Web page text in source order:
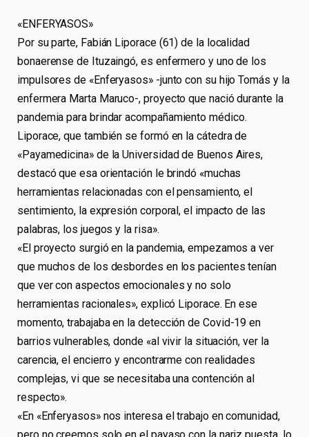
«ENFERYASOS»
Por su parte, Fabián Liporace (61) de la localidad
bonaerense de Ituzaingó, es enfermero y uno de los
impulsores de «Enferyasos» -junto con su hijo Tomás y la
enfermera Marta Maruco-, proyecto que nació durante la
pandemia para brindar acompañamiento médico.
Liporace, que también se formó en la cátedra de
«Payamedicina» de la Universidad de Buenos Aires,
destacó que esa orientación le brindó «muchas
herramientas relacionadas con el pensamiento, el
sentimiento, la expresión corporal, el impacto de las
palabras, los juegos y la risa».
«El proyecto surgió en la pandemia, empezamos a ver
que muchos de los desbordes en los pacientes tenían
que ver con aspectos emocionales y no solo
herramientas racionales», explicó Liporace. En ese
momento, trabajaba en la detección de Covid-19 en
barrios vulnerables, donde «al vivir la situación, ver la
carencia, el encierro y encontrarme con realidades
complejas, vi que se necesitaba una contención al
respecto».
«En «Enferyasos» nos interesa el trabajo en comunidad,
pero no creemos solo en el payaso con la nariz puesta, lo